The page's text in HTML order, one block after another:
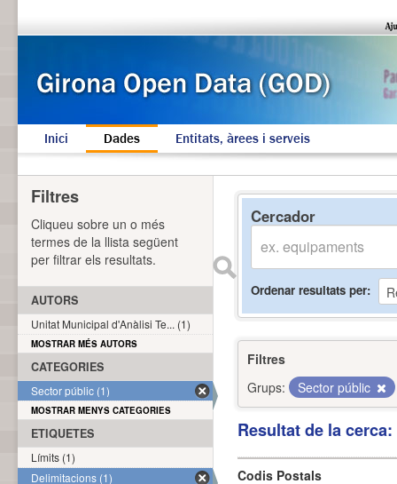
Inici Dades Entitats, àrees i serveis
Cercador
Ordenar resultats per
Filtres
Grups:
Sector públic
Resultat de la
Codis Postals
Filtres
Cliqueu sobre un o més
termes de la llista següent
per filtrar els resultats.
AUTORS
Unitat Municipal d'Anàlisi Te... (1)
MOSTRAR MÉS AUTORS
CATEGORIES
Sector públic (1)
MOSTRAR MENYS CATEGORIES
ETIQUETES
Límits (1)
Delimitacions (1)